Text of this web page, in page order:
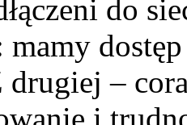
do
mamy
–
i